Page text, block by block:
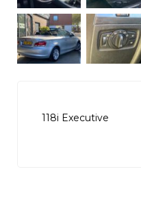
118i Executive